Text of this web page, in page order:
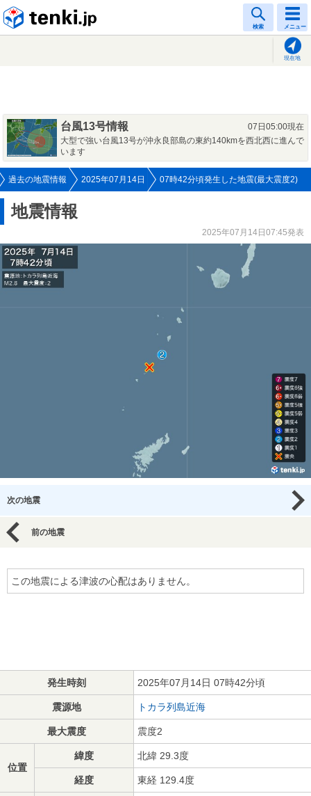
検索 メニュー
現在地
台風13号情報
07日05:00現在
大型で強い台風13号が沖永良部島の東約140kmを西北西に進んで
います
過去の地震情報 2025年07月14日 07時42分頃発生した地震(最大震度2)
地震情報
2025年07月14日07:45発表
次の地震
前の地震
この地震による津波の心配はありません。
発生時刻 2025年07月14日 07時42分頃
震源地 トカラ列島近海
最大震度 震度2
位置
緯度 北緯 29.3度
経度 東経 129.4度